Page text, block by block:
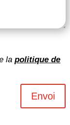
lapolitique de
Envoi